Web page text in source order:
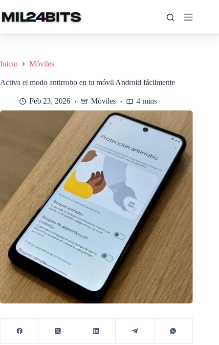
al
contenido
Inicio Móviles
Activa el modo antirrobo en tu móvil Android fácilmente
Feb 23, 2026 Móviles 4 mins